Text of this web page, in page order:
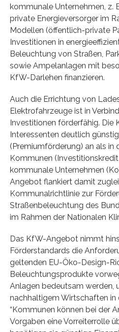
kommunale Unternehmen, z.
private Energieversorger im
Modellen (öffentlich-private
Investitionen in
Beleuchtung von Straßen,
sowie Ampelanlagen mit
KfW-Darlehen finanzieren.
Auch die Errichtung von
Elektrofahrzeuge ist in
Investitionen förderfähig. Die
Interessenten deutlich
(Premiumförderung) an als in
Kommunen
kommunale Unternehmen
Angebot flankiert damit
Kommunalrichtlinie zur
Straßenbeleuchtung des
im Rahmen der Nationalen
Das KfW-Angebot nimmt
Förderstandards die
geltenden EU-Öko-Design-
Beleuchtungsprodukte
Anlagen bedeutsam werden,
nachhaltigem Wirtschaften in
“Kommunen können bei der
Vorgaben eine Vorreiterrolle